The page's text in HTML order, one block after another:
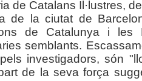
de Catalans Il·lustres,
de la ciutat de
de Catalunya i les
semblants.
investigadors, són
de la seva força